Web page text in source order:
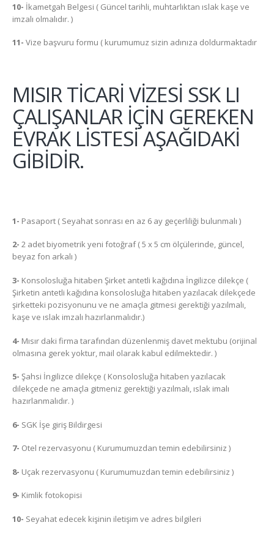
10- İkametgah Belgesi ( Güncel tarihli, muhtarlıktan ıslak kaşe ve
imzalı olmalıdır. )
11- Vize başvuru formu ( kurumumuz sizin adınıza doldurmaktadır
MISIR TİCARİ VİZESİ SSK LI
ÇALIŞANLAR İÇİN GEREKEN
EVRAK LİSTESİ AŞAĞIDAKİ
GİBİDİR.
1- Pasaport ( Seyahat sonrası en az 6 ay geçerliliği bulunmalı )
2- 2 adet biyometrik yeni fotoğraf ( 5 x 5 cm ölçülerinde, güncel,
beyaz fon arkalı )
3- Konsolosluğa hitaben Şirket antetli kağıdına İngilizce dilekçe (
Şirketin antetli kağıdına konsolosluğa hitaben yazılacak dilekçede
şirketteki pozisyonunu ve ne amaçla gitmesi gerektiği yazılmalı,
kaşe ve ıslak imzalı hazırlanmalıdır.)
4- Mısır daki firma tarafından düzenlenmiş davet mektubu (orijinal
olmasına gerek yoktur, mail olarak kabul edilmektedir. )
5- Şahsi İngilizce dilekçe ( Konsolosluğa hitaben yazılacak
dilekçede ne amaçla gitmeniz gerektiği yazılmalı, ıslak imalı
hazırlanmalıdır. )
6- SGK İşe giriş Bildirgesi
7- Otel rezervasyonu ( Kurumumuzdan temin edebilirsiniz )
8- Uçak rezervasyonu ( Kurumumuzdan temin edebilirsiniz )
9- Kimlik fotokopisi
10- Seyahat edecek kişinin iletişim ve adres bilgileri